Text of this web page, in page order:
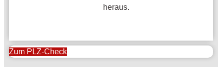
heraus.
Zum PLZ-Check